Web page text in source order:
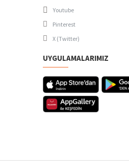
Youtube
Pinterest
X (Twitter)
UYGULAMALARIMIZ